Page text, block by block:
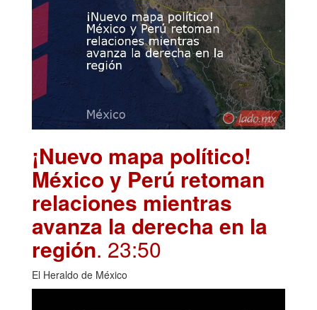
¡Nuevo mapa político!
México y Perú retoman
relaciones mientras
avanza la derecha en la
región. 23:50
El Heraldo de México